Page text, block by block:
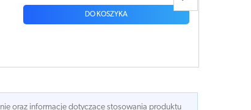
DO KOSZYKA
oraz informacje dotyczace stosowania produktu